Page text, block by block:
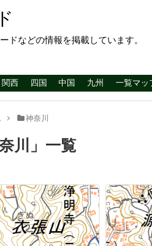
ドなどの情報を掲載しています。
関西 四国 中国 九州 一覧マッ
神奈川
川 」 一覧